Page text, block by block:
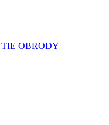
OBRODY